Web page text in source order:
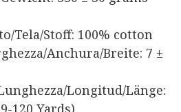
Tela/Stoff: 100% cotton
Anchura/Breite: 7 ±
Longitud/Länge:
120 Yards)